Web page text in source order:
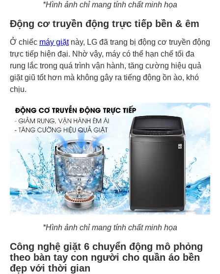
*Hình ảnh chỉ mang tính chất minh họa
Động cơ truyền động trực tiếp bền & êm
Ở chiếc máy giặtnày, LG đã trang bị động cơ truyền động
trực tiếp hiện đại. Nhờ vậy, máy có thể hạn chế tối đa
rung lắc trong quá trình vận hành, tăng cường hiệu quả
giặt giũ tốt hơn mà không gây ra tiếng động ồn ào, khó
chịu.
*Hình ảnh chỉ mang tính chất minh họa
Công nghệ giặt 6 chuyển động mô phỏng
theo bàn tay con người cho quần áo bền
đẹp với thời gian